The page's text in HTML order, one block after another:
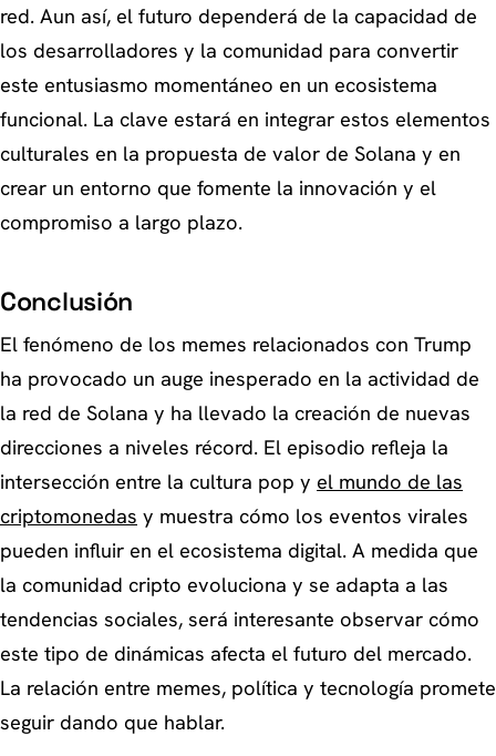
red. Aun así, el futuro dependerá de la capacidad de
los desarrolladores y la comunidad para convertir
este entusiasmo momentáneo en un ecosistema
funcional. La clave estará en integrar estos elementos
culturales en la propuesta de valor de Solana y en
crear un entorno que fomente la innovación y el
compromiso a largo plazo.
Conclusión
El fenómeno de los memes relacionados con Trump
ha provocado un auge inesperado en la actividad de
la red de Solana y ha llevado la creación de nuevas
direcciones a niveles récord. El episodio refleja la
intersección entre la cultura pop y el mundo de las
criptomonedas y muestra cómo los eventos virales
pueden influir en el ecosistema digital. A medida que
la comunidad cripto evoluciona y se adapta a las
tendencias sociales, será interesante observar cómo
este tipo de dinámicas afecta el futuro del mercado.
La relación entre memes, política y tecnología promete
seguir dando que hablar.